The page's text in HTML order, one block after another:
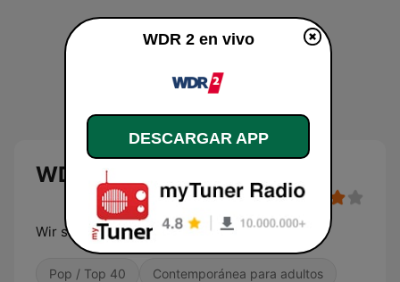
WDR 2
Wir sind der Westen.
Pop / Top 40 Contemporánea para adultos
WDR 2 en vivo
DESCARGAR APP